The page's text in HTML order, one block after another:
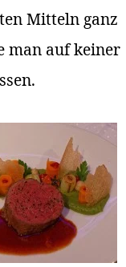
Mitteln ganz
man auf keiner